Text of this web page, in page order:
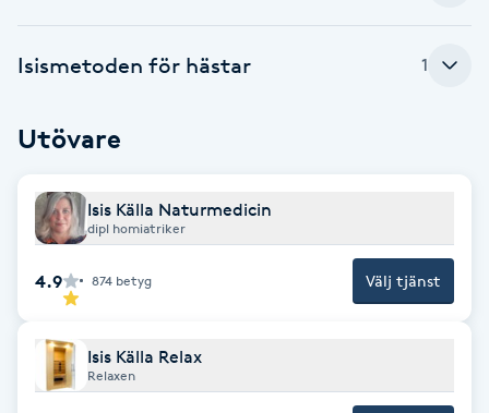
Dermapen
E
Extensions
Extensions borttagning
Eyeliner-tatuering
Isismetoden för hästar 1
Utövare
Isis Källa Naturmedicin
dipl homiatriker
4.9 874 betyg Välj tjänst
Isis Källa Relax
Relaxen